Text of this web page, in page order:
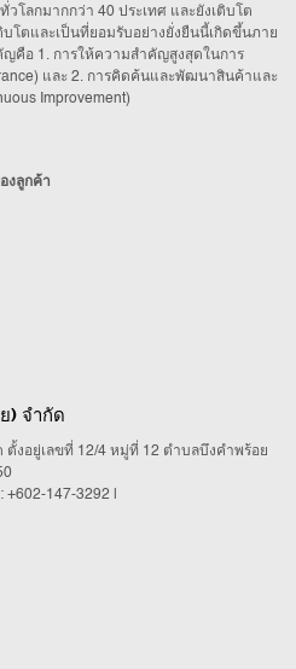
โลกมากกว่า 40 ประเทศ และยังเติบโต
บโตและเป็นที่ยอมรับอย่างยั่งยืนนี้เกิดขึ้นภาย
คือ 1. การให้ความสำคัญสูงสุดในการ
และ 2. การคิดค้นและพัฒนาสินค้าและ
Improvement)
งลูกค้า
) จำกัด
ตั้งอยู่เลขที่ 12/4 หมู่ที่ 12 ตำบลบึงคำพร้อย
+602-147-3292